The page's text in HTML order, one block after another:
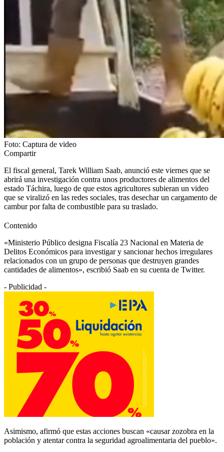
Foto: Captura de video
Compartir
El fiscal general, Tarek William Saab, anunció este viernes que se
abrirá una investigación contra unos productores de alimentos del
estado Táchira, luego de que estos agricultores subieran un video
que se viralizó en las redes sociales, tras desechar un cargamento de
cambur por falta de combustible para su traslado.
Contenido
«Ministerio Público designa Fiscalía 23 Nacional en Materia de
Delitos Económicos para investigary sancionarhechos irregulares
relacionados con un grupo de personas que destruyen grandes
cantidades de alimentos», escribió Saab en su cuenta de Twitter.
- Publicidad -
Asimismo, afirmó que estas acciones buscan «causarzozobra en la
población y atentar contra la seguridad agroalimentaria del pueblo».